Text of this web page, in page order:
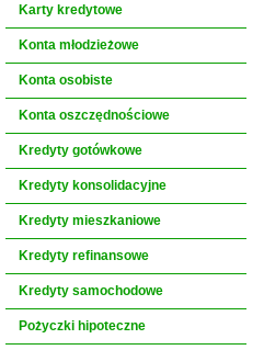
Karty kredytowe
Konta młodzieżowe
Konta osobiste
Konta oszczędnościowe
Kredyty gotówkowe
Kredyty konsolidacyjne
Kredyty mieszkaniowe
Kredyty refinansowe
Kredyty samochodowe
Pożyczki hipoteczne